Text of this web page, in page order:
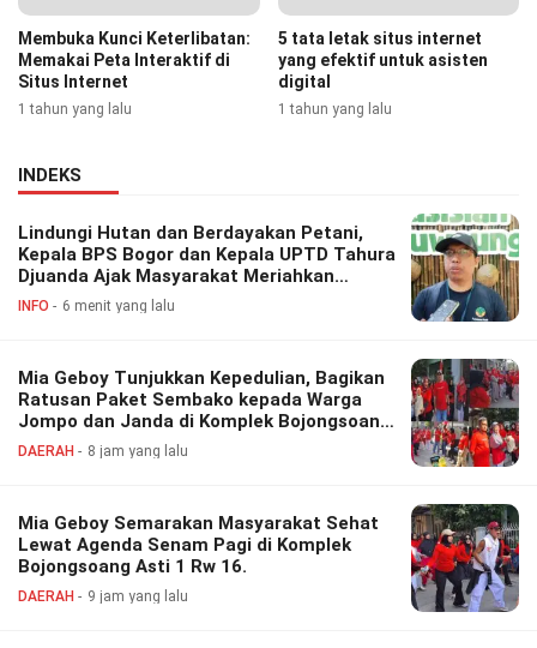
Membuka Kunci Keterlibatan:
Memakai Peta Interaktif di
Situs Internet
1 tahun yang lalu
5 tata letak situs internet
yang efektif untuk asisten
digital
1 tahun yang lalu
INDEKS
Lindungi Hutan dan Berdayakan Petani,
Kepala BPS Bogor dan Kepala UPTD Tahura
Djuanda Ajak Masyarakat Meriahkan
Festival Perhutanan Sosial
INFO 6 menit yang lalu
Mia Geboy Tunjukkan Kepedulian, Bagikan
Ratusan Paket Sembako kepada Warga
Jompo dan Janda di Komplek Bojongsoang
Asri 1
DAERAH 8 jam yang lalu
Mia Geboy Semarakan Masyarakat Sehat
Lewat Agenda Senam Pagi di Komplek
Bojongsoang Asti 1 Rw 16.
DAERAH 9 jam yang lalu